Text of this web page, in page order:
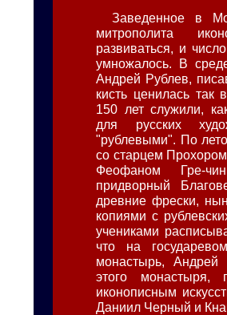
Заведенное в
митрополита
развиваться, и
умножалось. В
Андрей Рублев,
кисть ценилась
150 лет служили,
для русских
"рублевыми". По
со старцем
Феофаном Гре-
придворный
древние фрески,
копиями с
учениками
что на
монастырь, Андрей
этого
иконописным
Даниил Черный и